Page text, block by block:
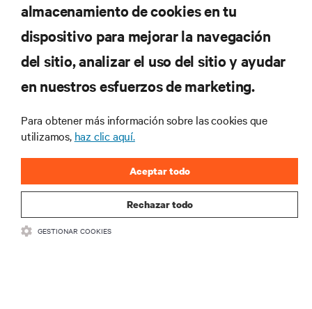
Suscríbete para conocer las últimas tendencias
tecnológicas
Recibe actualizaciones periódicas sobre los temas
más importantes del sector, con los últimos debates
y perspectivas de expertos sobre gestión de
centros de datos y gestión de infraestructuras.
REGÍSTRATE AHORA
almacenamiento de cookies en tu
dispositivo para mejorar la navegación
del sitio, analizar el uso del sitio y ayudar
en nuestros esfuerzos de marketing.
Para obtener más información sobre las cookies que
utilizamos, haz clic aquí.
Rechazar todo
Aceptar todo
GESTIONAR COOKIES